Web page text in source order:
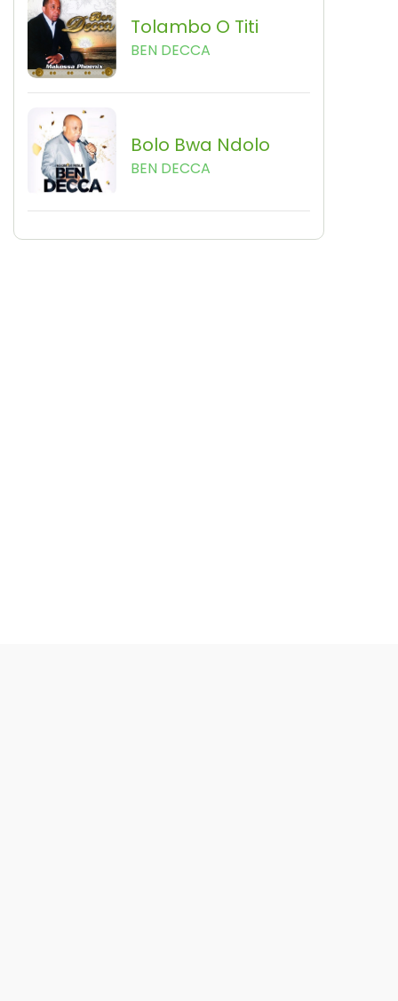
Tolambo O Titi
BEN DECCA
Bolo Bwa Ndolo
BEN DECCA